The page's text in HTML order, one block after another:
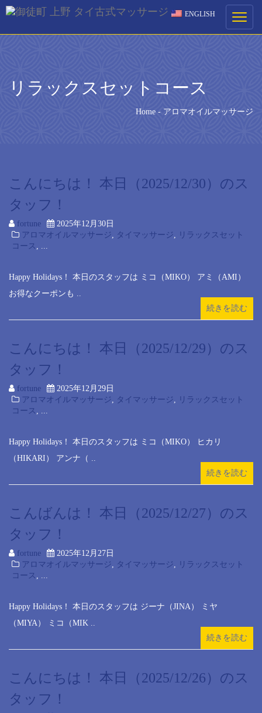
ENGLISH
Toggle
リラックスセットコース
Home - アロマオイルマッサージ
こんにちは！ 本日（2025/12/30）のス
タッフ！
fortune
2025年12月30日
アロマオイルマッサージ, タイマッサージ, リラックスセット
コース , ...
Happy Holidays！ 本日のスタッフは ミコ（MIKO） アミ（AMI）
お得なクーポンも ..
続きを読む
こんにちは！ 本日（2025/12/29）のス
タッフ！
fortune
2025年12月29日
アロマオイルマッサージ, タイマッサージ, リラックスセット
コース , ...
Happy Holidays！ 本日のスタッフは ミコ（MIKO） ヒカリ
（HIKARI） アンナ（ ..
続きを読む
こんばんは！ 本日（2025/12/27）のス
タッフ！
fortune
2025年12月27日
アロマオイルマッサージ, タイマッサージ, リラックスセット
コース , ...
Happy Holidays！ 本日のスタッフは ジーナ（JINA） ミヤ
（MIYA） ミコ（MIK ..
続きを読む
こんにちは！ 本日（2025/12/26）のス
タッフ！
ご予約